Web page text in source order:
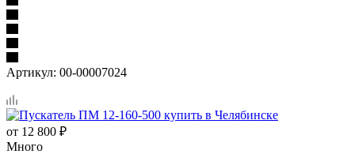
Артикул: 00-00007024
от 12 800 ₽
Много